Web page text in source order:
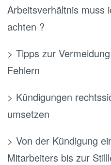
Arbeitsverhältnis muss
achten ?
> Tipps zur
Fehlern
> Kündigungen
umsetzen
> Von der Kündigung
Mitarbeiters bis zur